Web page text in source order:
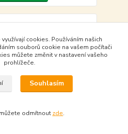
cookies. Používáním našich
souborů cookie na vašem počítači
můžete změnit v nastavení vašeho
prohlížeče.
Souhlasím
odmítnout zde.